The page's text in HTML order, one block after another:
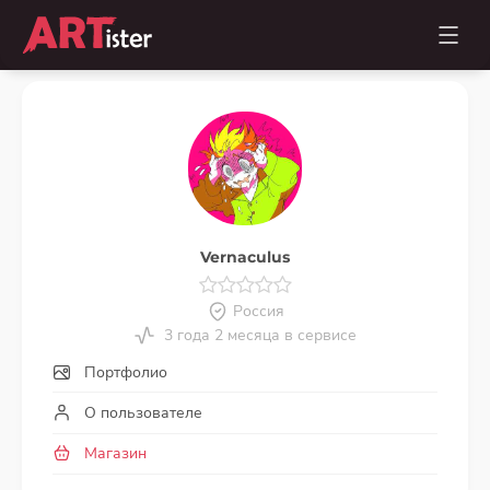
Vernaculus
Россия
3 года 2 месяца в сервисе
Портфолио
О пользователе
Магазин